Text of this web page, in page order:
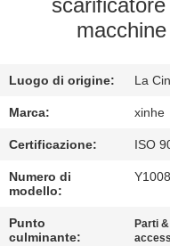
FABBRICA
CONTROLLO
DELLA
QUALITÀ
CONTATTACI
Luogo di origine: La
Marca: xinhe
Certificazione: ISO
Numero di
modello:
Punto
culminante:
Parti